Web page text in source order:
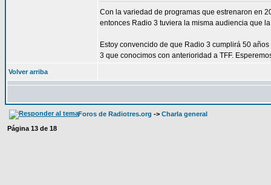
Con la variedad de programas que estrenaron en
entonces Radio 3 tuviera la misma audiencia que
Estoy convencido de que Radio 3 cumplirá 50
3 que conocimos con anterioridad a TFF.
Volver arriba
Foros de Radiotres.org -> Charla general
Página 13 de 18